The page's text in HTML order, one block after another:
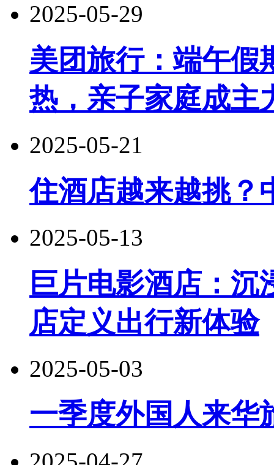
2025-05-29
美团旅行：端午假
热，亲子家庭成主
2025-05-21
住酒店越来越挑？
2025-05-13
巨片电影酒店：‌沉
店定义出行新体验
2025-05-03
一季度外国人来华